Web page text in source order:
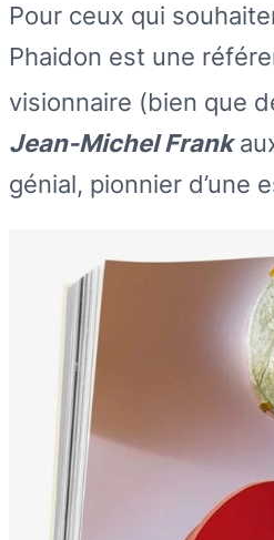
Pour ceux qui
Phaidon est une
visionnaire (bien que
Jean-Michel Frank
génial, pionnier d’une